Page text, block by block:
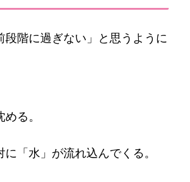
階に過ぎない」と思うように
る。
「水」が流れ込んでくる。